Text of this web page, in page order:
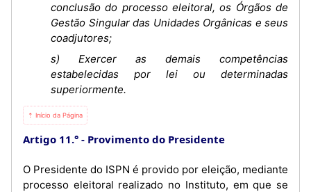
conclusão do processo eleitoral, os Órgãos de
Gestão Singular das Unidades Orgânicas e seus
coadjutores;
s) Exercer as demais competências
estabelecidas por lei ou determinadas
superiormente.
⇡ Início da Página
Artigo 11.° Provimento do Presidente
O Presidente do ISPN é provido por eleição, mediante
processo eleitoral realizado no Instituto, em que se